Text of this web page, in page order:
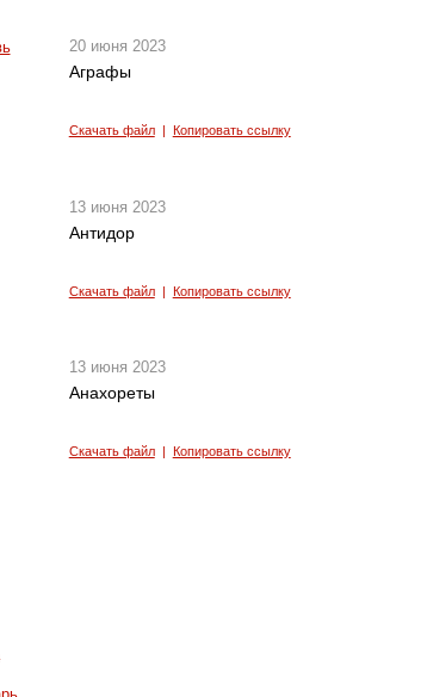
20 июня 2023
Аграфы
Скачать файл| Копировать ссылку
13 июня 2023
Антидор
Скачать файл| Копировать ссылку
13 июня 2023
Анахореты
Скачать файл| Копировать ссылку